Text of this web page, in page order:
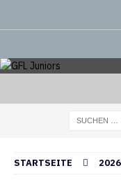
STARTSEITE 2026